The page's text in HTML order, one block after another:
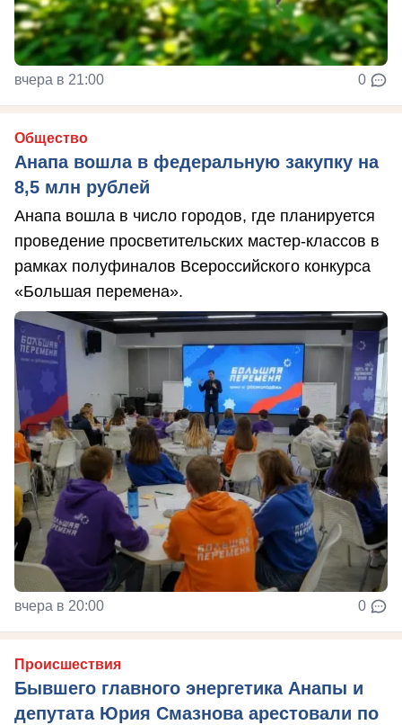
вчера в 21:00 0
Общество
Анапа вошла в федеральную закупку на
8,5 млн рублей
Анапа вошла в число городов, где планируется
проведение просветительских мастер-классов в
рамках полуфиналов Всероссийского конкурса
«Большая перемена».
вчера в 20:00 0
Происшествия
Бывшего главного энергетика Анапы и
депутата Юрия Смазнова арестовали по